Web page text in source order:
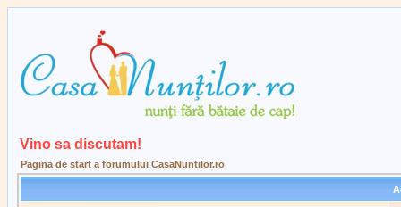
Vino sa discutam!
Pagina de start a forumului CasaNuntilor.ro